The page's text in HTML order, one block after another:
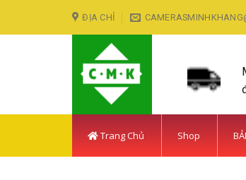
ĐỊA CHỈ
Trang Chủ Shop
LẮP ĐẶT